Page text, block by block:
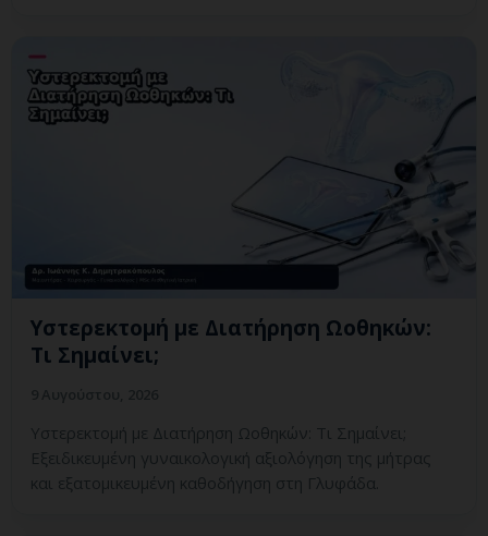
Υστερεκτομή με Διατήρηση Ωοθηκών:
Τι Σημαίνει;
Υστερεκτομή με Διατήρηση Ωοθηκών: Τι Σημαίνει;
Εξειδικευμένη γυναικολογική αξιολόγηση της μήτρας
και εξατομικευμένη καθοδήγηση στη Γλυφάδα.